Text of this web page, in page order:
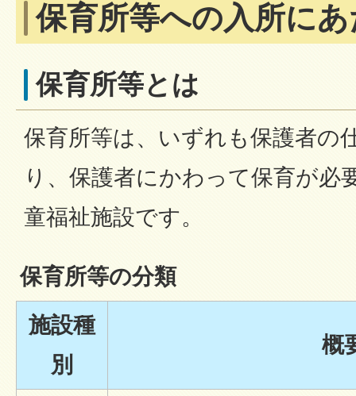
保育所等への入所に
保育所等とは
保育所等は、いずれも保護者の
り、保護者にかわって保育が必
童福祉施設です。
保育所等の分類
施設種
別
概